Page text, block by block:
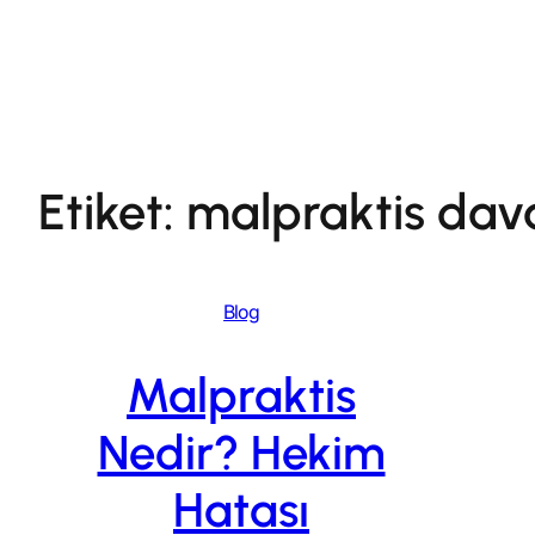
Etiket: malpraktis
Blog
Malpraktis
Nedir? Hekim
Hatası